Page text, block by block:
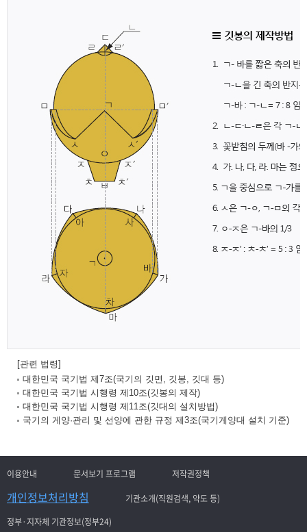
[관련 법령]
대한민국 국기법 제7조(국기의 깃면, 깃봉, 깃대 등)
대한민국 국기법 시행령 제10조(깃봉의 제작)
대한민국 국기법 시행령 제11조(깃대의 설치방법)
국기의 게양·관리 및 선양에 관한 규정 제3조(국기게양대 설치 기준)
이용안내 문서보기 프로그램 저작권정책
개인정보처리방침
기관소개(직원검색, 약도 등)
정부·지자체 기관정보(정부24)